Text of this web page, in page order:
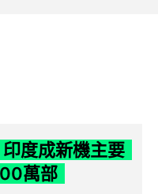
度成新機主要
萬部